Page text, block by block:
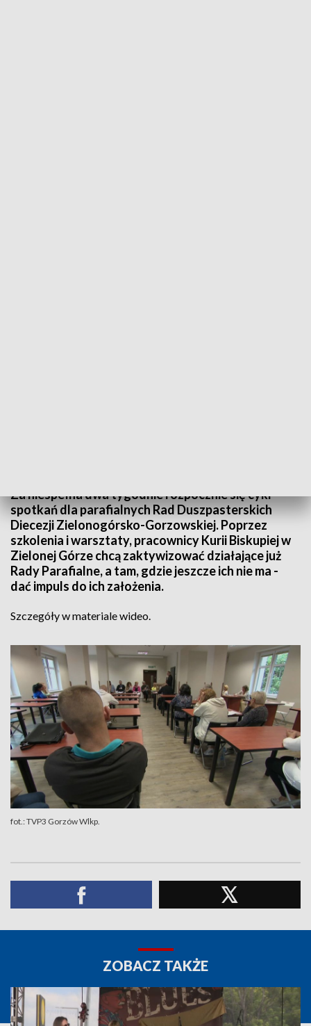
Za niespełna dwa tygodnie rozpocznie się cykl
spotkań dla parafialnych Rad Duszpasterskich
Diecezji Zielonogórsko-Gorzowskiej. Poprzez
szkolenia i warsztaty, pracownicy Kurii Biskupiej w
Zielonej Górze chcą zaktywizować działające już
Rady Parafialne, a tam, gdzie jeszcze ich nie ma -
dać impuls do ich założenia.
Szczegóły w materiale wideo.
fot.: TVP3 Gorzów Wlkp.
ZOBACZ TAKŻE